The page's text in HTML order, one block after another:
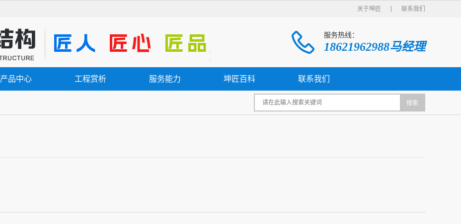
关于坤匠 联系我们
服务热线：
18621962988马经理
产品中心 工程赏析 服务能力 坤匠百科 联系我们
搜索